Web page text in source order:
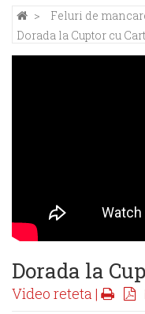
Feluri de
Dorada la Cuptor cu
Dorada la
Video reteta |